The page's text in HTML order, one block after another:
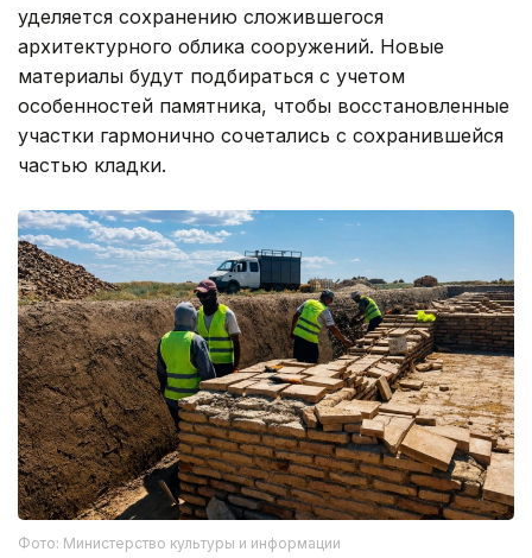
уделяется сохранению сложившегося
архитектурного облика сооружений. Новые
материалы будут подбираться с учетом
особенностей памятника, чтобы восстановленные
участки гармонично сочетались с сохранившейся
частью кладки.
Фото: Министерство культуры и информации